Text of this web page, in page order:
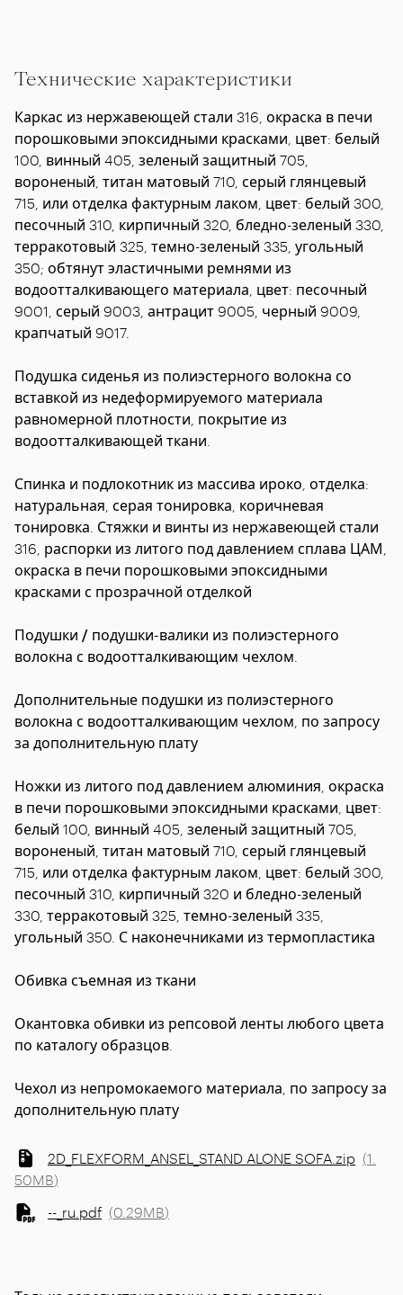
Технические характеристики
Каркас из нержавеющей стали 316, окраска в печи
порошковыми эпоксидными красками, цвет: белый
100, винный 405, зеленый защитный 705,
вороненый, титан матовый 710, серый глянцевый
715, или отделка фактурным лаком, цвет: белый 300,
песочный 310, кирпичный 320, бледно-зеленый 330,
терракотовый 325, темно-зеленый 335, угольный
350; обтянут эластичными ремнями из
водоотталкивающего материала, цвет: песочный
9001, серый 9003, антрацит 9005, черный 9009,
крапчатый 9017.
Подушка сиденья из полиэстерного волокна со
вставкой из недеформируемого материала
равномерной плотности, покрытие из
водоотталкивающей ткани.
Спинка и подлокотник из массива ироко, отделка:
натуральная, серая тонировка, коричневая
тонировка. Стяжки и винты из нержавеющей стали
316, распорки из литого под давлением сплава ЦАМ,
окраска в печи порошковыми эпоксидными
красками с прозрачной отделкой
Подушки / подушки-валики из полиэстерного
волокна с водоотталкивающим чехлом.
Дополнительные подушки из полиэстерного
волокна с водоотталкивающим чехлом, по запросу
за дополнительную плату
Ножки из литого под давлением алюминия, окраска
в печи порошковыми эпоксидными красками, цвет:
белый 100, винный 405, зеленый защитный 705,
вороненый, титан матовый 710, серый глянцевый
715, или отделка фактурным лаком, цвет: белый 300,
песочный 310, кирпичный 320 и бледно-зеленый
330, терракотовый 325, темно-зеленый 335,
угольный 350. С наконечниками из термопластика
Обивка съемная из ткани
Окантовка обивки из репсовой ленты любого цвета
по каталогу образцов.
Чехол из непромокаемого материала, по запросу за
дополнительную плату
2D_FLEXFORM_ANSEL_STAND ALONE SOFA.zip (1.
50MB)
--_ru.pdf (0.29MB)